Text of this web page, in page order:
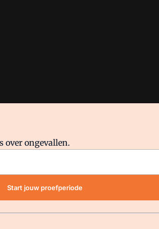
staat. Op gebruik van deze site zijn de
over ongevallen.
Start jouw proefperiode